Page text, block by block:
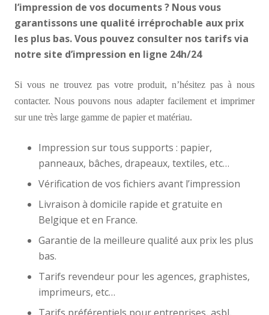
l’impression de vos documents ? Nous vous
garantissons une qualité irréprochable aux prix
les plus bas. Vous pouvez consulter nos tarifs via
notre site d’impression en ligne 24h/24
Si vous ne trouvez pas votre produit, n’hésitez pas à nous
contacter. Nous pouvons nous adapter facilement et imprimer
sur une très large gamme de papier et matériau.
Impression sur tous supports : papier,
panneaux, bâches, drapeaux, textiles, etc…
Vérification de vos fichiers avant l’impression
Livraison à domicile rapide et gratuite en
Belgique et en France.
Garantie de la meilleure qualité aux prix les plus
bas.
Tarifs revendeur pour les agences, graphistes,
imprimeurs, etc…